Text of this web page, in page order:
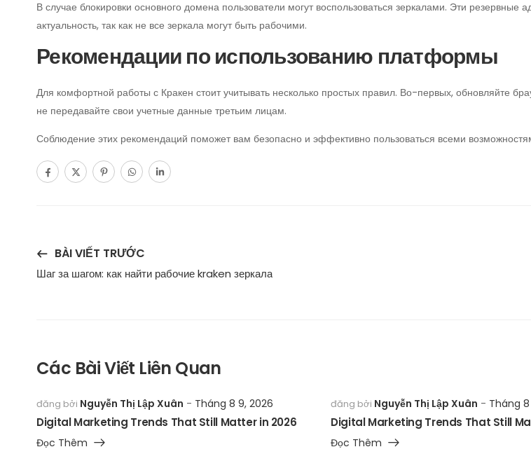
В случае блокировки основного домена пользователи могут воспользоваться зеркалами. Эти
актуальность, так как не все зеркала могут быть рабочими.
Рекомендации по использованию платформы
Для комфортной работы с Кракен стоит учитывать несколько простых правил. Во-первых, обновляйте
не передавайте свои учетные данные третьим лицам.
Соблюдение этих рекомендаций поможет вам безопасно и эффективно пользоваться всеми
BÀI VIẾT TRƯỚC
Шаг за шагом: как найти рабочие kraken зеркала
Các Bài Viết Liên Quan
đăng bởi Nguyễn Thị Lập Xuân Tháng 8 9, 2026
Digital Marketing Trends That Still Matter in 2026
Đọc Thêm
đăng bởi Nguyễn Thị Lập Xuân Tháng
Digital Marketing Trends That Still
Đọc Thêm